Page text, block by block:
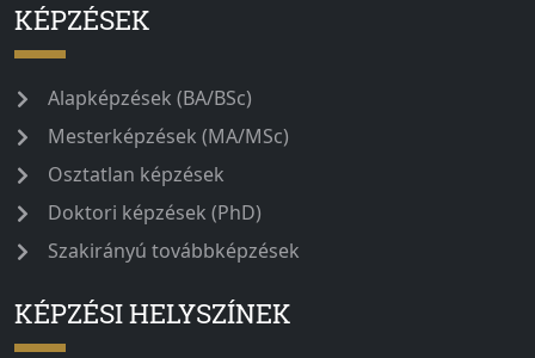
KÉPZÉSEK
Alapképzések (BA/BSc)
Mesterképzések (MA/MSc)
Osztatlan képzések
Doktori képzések (PhD)
Szakirányú továbbképzések
KÉPZÉSI HELYSZÍNEK